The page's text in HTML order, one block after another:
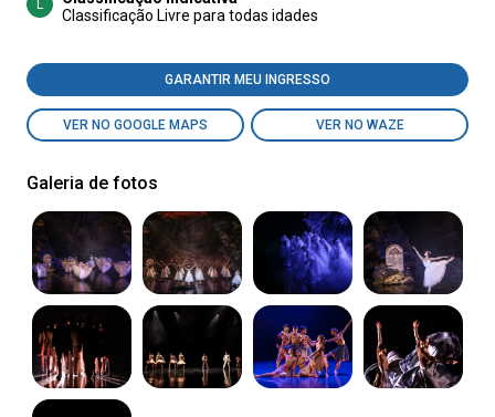
L
Classificação Livre para todas idades
GARANTIR MEU INGRESSO
VER NO GOOGLE MAPS VER NO WAZE
Galeria de fotos